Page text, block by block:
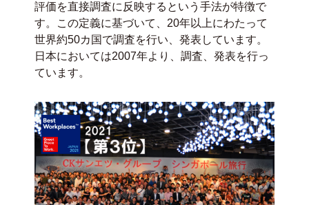
評価を直接調査に反映するという手法が特徴で
す。この定義に基づいて、20年以上にわたって
世界約50カ国で調査を行い、発表しています。
日本においては2007年より、調査、発表を行っ
ています。